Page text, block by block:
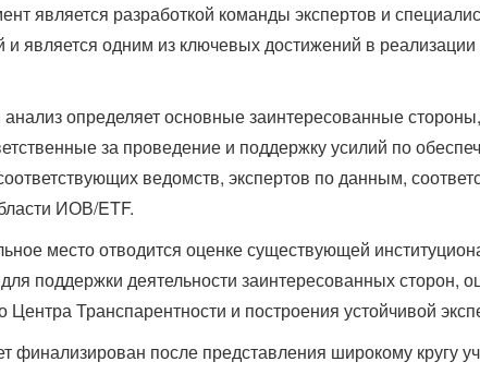
является разработкой команды экспертов и
является одним из ключевых достижений в
определяет основные заинтересованные
за проведение и поддержку усилий по
ведомств, экспертов по данным,
ИОВ/ETF.
место отводится оценке существующей
поддержки деятельности заинтересованных сторон,
Центра Транспарентности и построения устойчивой
финализирован после представления широкому кругу